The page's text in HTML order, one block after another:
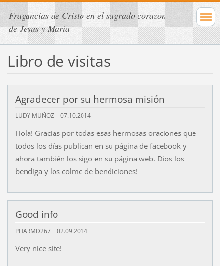
Fragancias de Cristo en el sagrado corazon
de Jesus y Maria
Libro de visitas
Agradecer por su hermosa misión
LUDY MUÑOZ 07.10.2014
Hola! Gracias por todas esas hermosas oraciones que
todos los días publican en su página de facebook y
ahora también los sigo en su página web. Dios los
bendiga y los colme de bendiciones!
Good info
PHARMD267 02.09.2014
Very nice site!